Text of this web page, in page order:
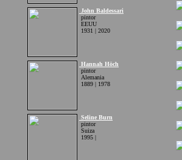
John Baldessari
pintor
EEUU
1931 | 2020
Hannah Höch
pintor
Alemania
1889 | 1978
Seline Burn
pintor
Suiza
1995 |